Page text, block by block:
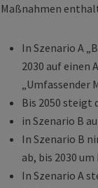
Maßnahmen
In Szenario A
2030 auf einen
„Umfassender
Bis 2050 steigt
in Szenario B
In Szenario B
ab, bis 2030
In Szenario A